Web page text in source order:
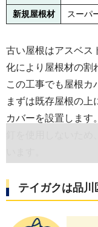
新規屋根材
スーパ
古い屋根はアスベス
化により屋根材の割
この工事でも屋根カ
まずは既存屋根の上
カバーを設置します。
釘を使用しないた
「スーパーガルテク
棟部は雨漏り対策と
ク独自の特許工法
テイガクは品川